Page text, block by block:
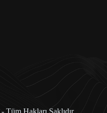
- Tüm Hakları Saklıdır